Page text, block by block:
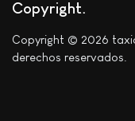
Copyright
Copyright © 2026
derechos reservados.